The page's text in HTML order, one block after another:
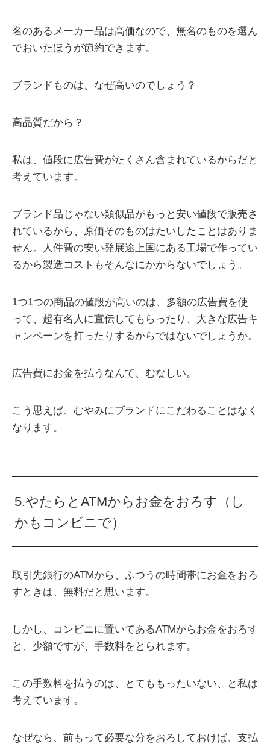
名のあるメーカー品は高価なので、無名のものを選ん
でおいたほうが節約できます。
ブランドものは、なぜ高いのでしょう？
高品質だから？
私は、値段に広告費がたくさん含まれているからだと
考えています。
ブランド品じゃない類似品がもっと安い値段で販売さ
れているから、原価そのものはたいしたことはありま
せん。人件費の安い発展途上国にある工場で作ってい
るから製造コストもそんなにかからないでしょう。
1つ1つの商品の値段が高いのは、多額の広告費を使
って、超有名人に宣伝してもらったり、大きな広告キ
ャンペーンを打ったりするからではないでしょうか。
広告費にお金を払うなんて、むなしい。
こう思えば、むやみにブランドにこだわることはなく
なります。
5.やたらとATMからお金をおろす（し
かもコンビニで）
取引先銀行のATMから、ふつうの時間帯にお金をおろ
すときは、無料だと思います。
しかし、コンビニに置いてあるATMからお金をおろす
と、少額ですが、手数料をとられます。
この手数料を払うのは、とてももったいない、と私は
考えています。
なぜなら、前もって必要な分をおろしておけば、支払